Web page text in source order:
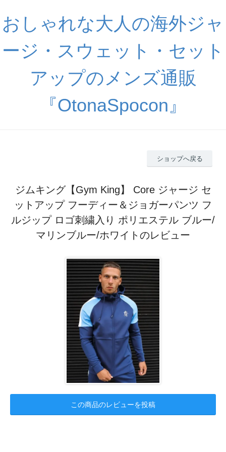
おしゃれな大人の海外ジャ
ージ・スウェット・セット
アップのメンズ通販
『OtonaSpocon』
ショップへ戻る
ジムキング【Gym King】 Core ジャージ セ
ットアップ フーディー＆ジョガーパンツ フ
ルジップ ロゴ刺繍入り ポリエステル ブルー/
マリンブルー/ホワイトのレビュー
この商品のレビューを投稿